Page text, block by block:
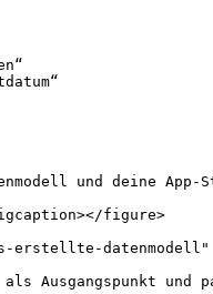
und deine App-
figure>
erstellte-
Ausgangspunkt und